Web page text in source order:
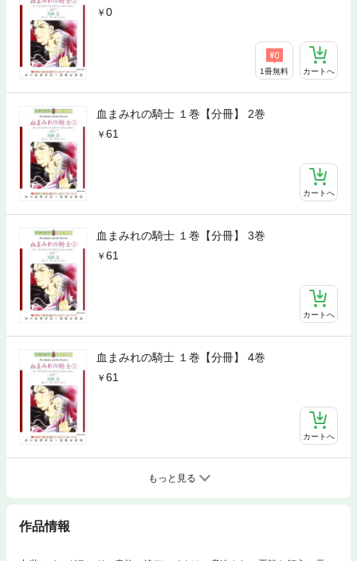
0
1冊無料 カートへ
血まみれの騎士 １巻【分冊】 2巻
61
カートへ
血まみれの騎士 １巻【分冊】 3巻
61
カートへ
血まみれの騎士 １巻【分冊】 4巻
61
カートへ
もっと見る
作品情報